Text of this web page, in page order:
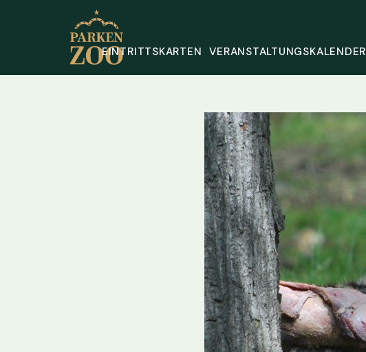
EINTRITTSKARTEN VERANSTALTUNGSKALENDER